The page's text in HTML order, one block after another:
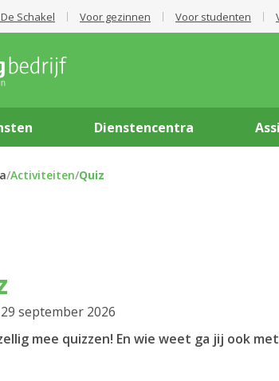
Schakel Voor gezinnen Voor studenten
Dienstencentra
/Activiteiten/Quiz
september 2026
mee quizzen! En wie weet ga jij ook